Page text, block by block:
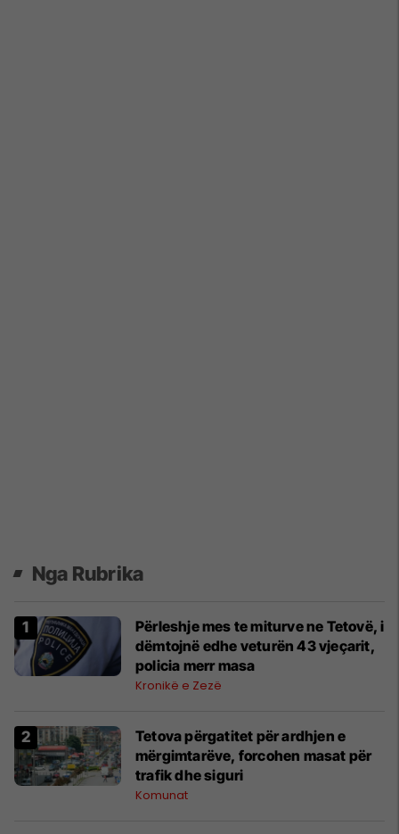
Nga Rubrika
Përleshje mes te miturve ne Tetovë, i
dëmtojnë edhe veturën 43 vjeçarit,
policia merr masa
Kronikë e Zezë
Tetova përgatitet për ardhjen e
mërgimtarëve, forcohen masat për
trafik dhe siguri
Komunat